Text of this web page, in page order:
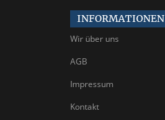
INFORMATIONEN
Wir über uns
AGB
Impressum
Kontakt